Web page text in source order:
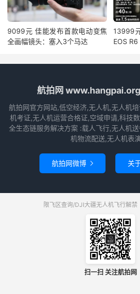
9099元 佳能发布首款电动变焦
全画幅镜头：塞入3个马达
13999
EOS R6
航拍网
航拍网官方网站,低空经济,无人机,无人机
机考证,无人机运营合格证,空域申请,科技
全生态链服务解决方案 :载人飞行,无人机
机物流配送,无人机表
航拍网微博  关
限飞区查询/DJI大疆无人机飞行解禁
扫一扫 关注航拍网